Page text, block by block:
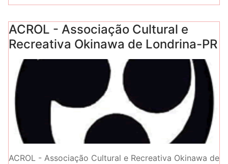
ACROL - Associação Cultural e
Recreativa Okinawa de Londrina-PR
ACROL - Associação Cultural e Recreativa Okinawa de